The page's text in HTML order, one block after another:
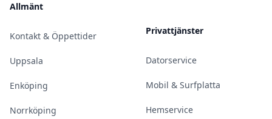
Allmänt
Kontakt & Öppettider
Uppsala
Enköping
Norrköping
Privattjänster
Datorservice
Mobil & Surfplatta
Hemservice